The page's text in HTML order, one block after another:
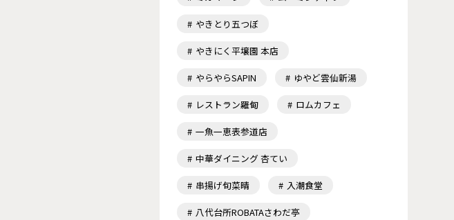
やきとり五つぼ
やきにく平壌園 本店
やらやらSAPIN ゆやど雲仙新湯
レストラン羅甸 ロムカフェ
一魚一恵表参道店
中華ダイニング 杏てい
串揚げ旬菜晴 入潮食堂
八代台所ROBATAさわだ亭